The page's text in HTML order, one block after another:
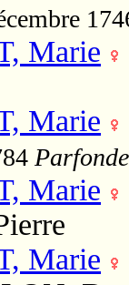
Marie
Marie
Marie
Marie